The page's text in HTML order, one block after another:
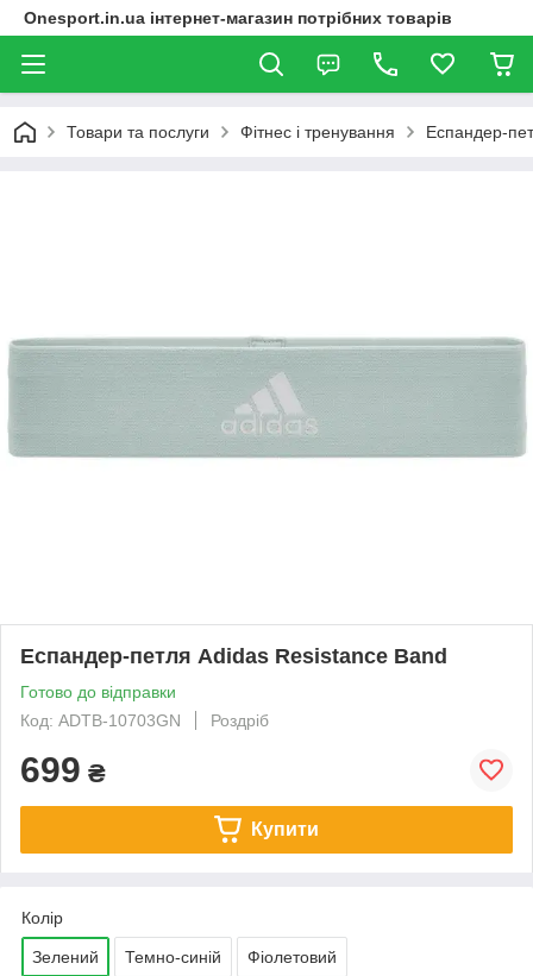
Onesport.in.ua інтернет-магазин потрібних товарів
Товари та послуги Фітнес і тренування Еспандер-
Еспандер-петля Adidas Resistance Band
Готово до відправки
Код: ADTB-10703GN
Роздріб
699 ₴
Купити
Колір
Зелений Темно-синій Фіолетовий